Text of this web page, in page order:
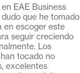
EAE Business
que he tomado
en escoger este
seguir creciendo
Los
tocado no
excelentes